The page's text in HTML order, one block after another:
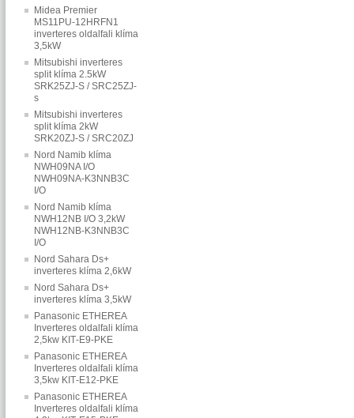
Midea Premier
MS11PU-12HRFN1
inverteres oldalfali klíma
3,5kW
Mitsubishi inverteres
split klíma 2.5kW
SRK25ZJ-S / SRC25ZJ-
s
Mitsubishi inverteres
split klíma 2kW
SRK20ZJ-S / SRC20ZJ
Nord Namib klíma
NWH09NA I/O
NWH09NA-K3NNB3C
I/O
Nord Namib klíma
NWH12NB I/O 3,2kW
NWH12NB-K3NNB3C
I/O
Nord Sahara Ds+
inverteres klíma 2,6kW
Nord Sahara Ds+
inverteres klíma 3,5kW
Panasonic ETHEREA
Inverteres oldalfali klíma
2,5kw KIT‐E9‐PKE
Panasonic ETHEREA
Inverteres oldalfali klíma
3,5kw KIT‐E12‐PKE
Panasonic ETHEREA
Inverteres oldalfali klíma